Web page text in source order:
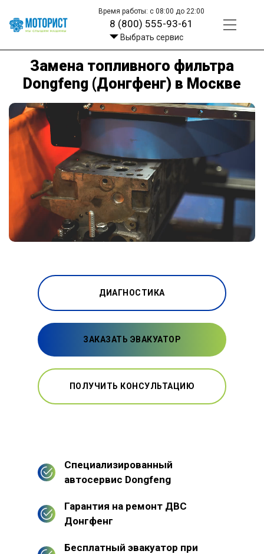
Время работы: с 08:00 до 22:00
8 (800) 555-93-61
Выбрать сервис
Замена топливного фильтра
Dongfeng (Донгфенг) в Москве
ДИАГНОСТИКА
ЗАКАЗАТЬ ЭВАКУАТОР
ПОЛУЧИТЬ КОНСУЛЬТАЦИЮ
Специализированный
автосервис Dongfeng
Гарантия на ремонт ДВС
Донгфенг
Бесплатный эвакуатор при